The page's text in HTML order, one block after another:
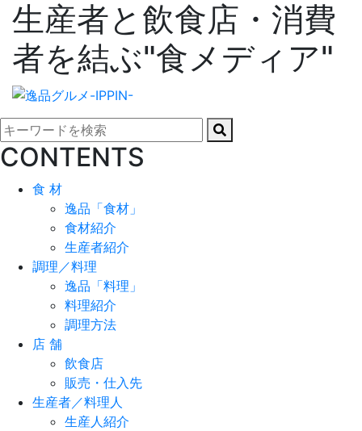
生産者と飲食店・消費
者を結ぶ"食メディア"
CONTENTS
食 材
逸品「食材」
食材紹介
生産者紹介
調理／料理
逸品「料理」
料理紹介
調理方法
店 舗
飲食店
販売・仕入先
生産者／料理人
生産人紹介